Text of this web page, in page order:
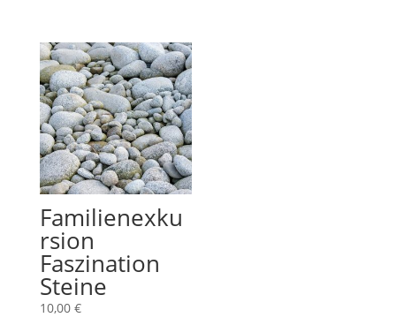
Familienexku
rsion
Faszination
Steine
10,00 €